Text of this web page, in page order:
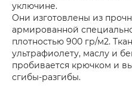
уключине.
Они изготовлены из
армированной
плотностью 900 гр/м2.
ультрафиолету, маслу и
пробивается крючком и
сгибы-разгибы.